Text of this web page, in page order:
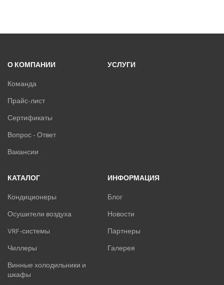
О КОМПАНИИ
Команда
Прайс-лист
Сертификаты
Вопрос - Ответ
Вакансии
УСЛУГИ
КАТАЛОГ
Кондиционеры
Осушители воздуха
VRF-системы
Чиллеры
Винные холодильники и
шкафы
ИНФОРМАЦИЯ
Блог
Новости
Партнеры
Галерея